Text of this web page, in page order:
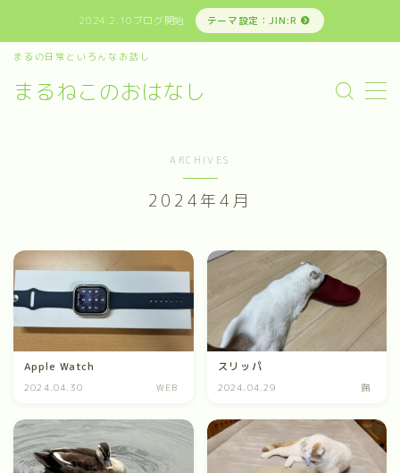
2024.2.10ブログ開始 テーマ設定：JIN:R
まるねこのおはなし
まるの日常といろんなお話し
MENU
免責事項その他
運営者情報
ARCHIVES
2024年4月
Apple Watch
2024.04.30 WEB
スリッパ
2024.04.29 猫